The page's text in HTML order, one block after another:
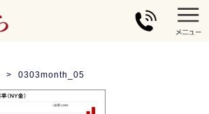
0303month_05